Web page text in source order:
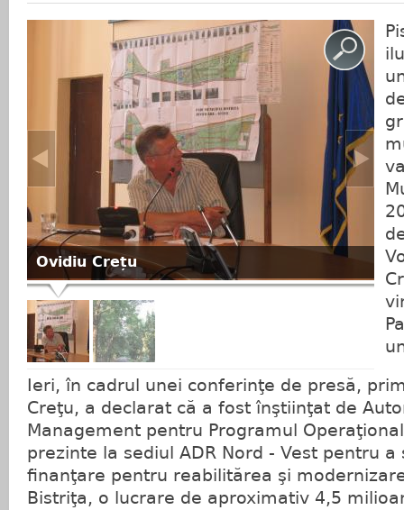
Ovidiu Crețu
Ieri, în cadrul unei conferinţe de presă,
Creţu, a declarat că a fost înştiinţat de
Management pentru Programul
prezinte la sediul ADR Nord - Vest pentru
finanţare pentru reabilitărea şi
Bistriţa, o lucrare de aproximativ 4,5